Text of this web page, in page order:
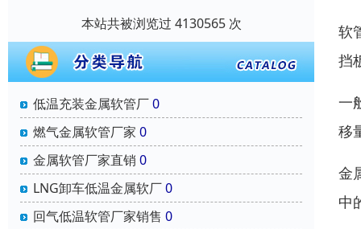
本站共被浏览过 4130565 次
低温充装金属软管厂0
燃气金属软管厂家 0
金属软管厂家直销 0
LNG卸车低温金属软厂0
回气低温软管厂家销售 0
软
挡
一
移
金
中